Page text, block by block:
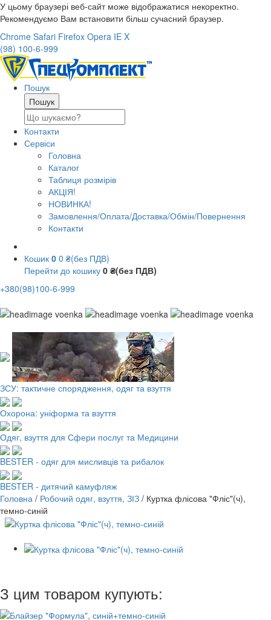
У цьому браузері веб-сайт може відображатися некоректно.
Рекомендуємо Вам встановити більш сучасний браузер.
Chrome Safari Firefox Opera IE X
(98) 100-6-999
Пошук
Контакти
Сервіси
Головна
Каталог
Таблиця розмірів
АКЦІЯ!
НОВИНКА!
Замовлення/Оплата/Доставка/Обмін/Повернення
Контакти
Кошик 0 0 ₴(без ПДВ)
Перейти до кошику 0 ₴(без ПДВ)
+380(98)100-6-999
ЗСУ: тактичне спорядження, одяг та взуття
Охорона: уніформа та взуття
Одяг, взуття для Сфери послуг та Медицини
BESTER - одяг для мисливців та рибалок
BESTER - дитячий камуфляж
Головна / Робочий одяг, взуття, ЗІЗ / Куртка флісова "Фліс"(ч),
темно-синій
З цим товаром купують: